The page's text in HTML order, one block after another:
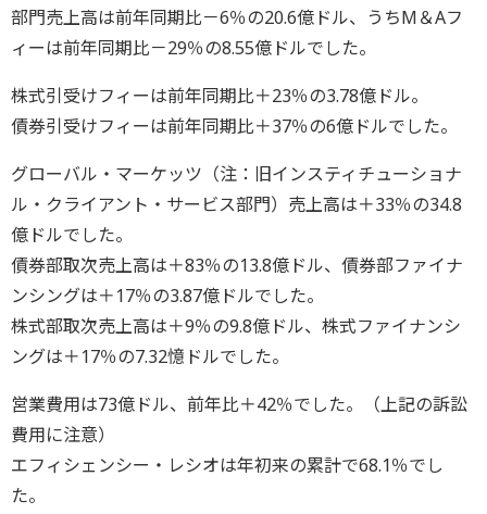
部門売上高は前年同期比－6％の20.6億ドル、うちM＆Aフ
ィーは前年同期比－29％の8.55億ドルでした。
株式引受けフィーは前年同期比＋23％の3.78億ドル。
債券引受けフィーは前年同期比＋37％の6億ドルでした。
グローバル・マーケッツ（注：旧インスティチューショナ
ル・クライアント・サービス部門）売上高は＋33％の34.8
億ドルでした。
債券部取次売上高は＋83％の13.8億ドル、債券部ファイナ
ンシングは＋17％の3.87億ドルでした。
株式部取次売上高は＋9％の9.8億ドル、株式ファイナンシ
ングは＋17％の7.32憶ドルでした。
営業費用は73億ドル、前年比＋42％でした。（上記の訴訟
費用に注意）
エフィシェンシー・レシオは年初来の累計で68.1％でし
た。